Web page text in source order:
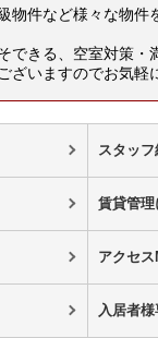
物件など様々な物件
できる、空室対策・
ざいますのでお気軽
スタッフ
賃貸管理
アクセ
入居者